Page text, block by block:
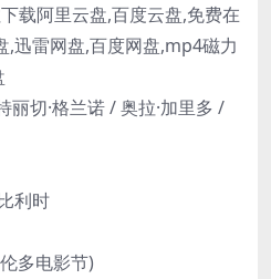
载阿里云盘,百度云盘,免费在
,迅雷网盘,百度网盘,mp4磁力
丽切·格兰诺 / 奥拉·加里多 /
利时
多电影节)